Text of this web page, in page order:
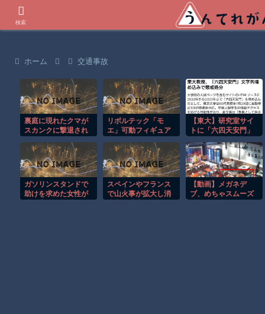
ホーム 交通事故
裏庭に現れたクマが
スカンクに撃退され
リボルテック「モ
エ」可動フィギュア
【東大】研究室サイ
トに「六四天安門」
懲戒処分 「中国か
らの閲覧遮断狙い」
で波紋
ガソリンスタンドで
助けを求めた女性が
スペインやフランス
で山火事が拡大し消
【動画】メガネデ
ブ、めちゃスムーズ
検索